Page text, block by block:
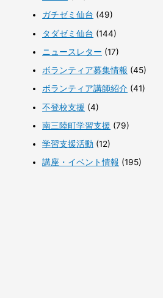
ガチゼミ仙台 (49)
タダゼミ仙台 (144)
ニュースレター (17)
ボランティア募集情報 (45)
ボランティア講師紹介 (41)
不登校支援 (4)
南三陸町学習支援 (79)
学習支援活動 (12)
講座・イベント情報 (195)